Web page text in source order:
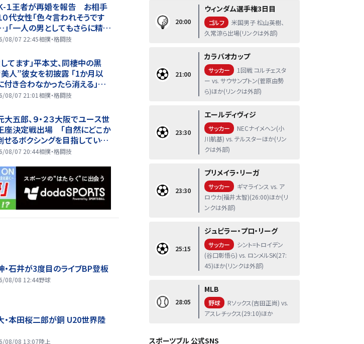
-１王者が再婚を報告 お相手
０代女性「色々言われそうです
「一人の男としてもさらに精
久保優太が報告
08/07 22:45相撲・格闘技
してます」平本丈、同棲中の黒
人”彼女を初披露 「1か月以
付き合わなかったら消える」馴
めも
08/07 21:01 相撲・格闘技
大五郎、９・２３大阪でユース世
座決定戦出場 「自然にどこか
せるボクシングを目指してい
08/07 20:44相撲・格闘技
・石井が3度目のライブBP登板
08/08 12:44野球
・本田桜二郎が銅 U20世界陸
08/08 13:07陸上
20:00
ウィンダム選手権3日目
ゴルフ
米国男子 松山英樹、
久常涼ら出場(リンクは外部)
21:00
カラバオカップ
サッカー
1回戦 コルチェスタ
ー vs. サウサンプトン(菅原由勢
ら)ほか(リンクは外部)
23:30
エールディヴィジ
サッカー
NECナイメヘン(小
川航基) vs. テルスターほか(リン
クは外部)
23:30
プリメイラ・リーガ
サッカー
ギマラインス vs. ア
ロウカ(福井太智)(26:00)ほか(リ
ンクは外部)
25:15
ジュピラー・プロ・リーグ
サッカー
シント=トロイデン
(谷口彰悟ら) vs. ロンメルSK(27:
45)ほか(リンクは外部)
28:05
MLB
野球
Rソックス(吉田正尚) vs.
アスレチックス(29:10)ほか
スポーツブル 公式SNS